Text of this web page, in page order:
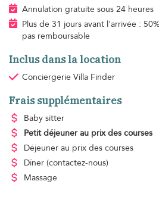
Annulation gratuite sous 24 heures
Plus de 31 jours avant l'arrivée :
pas remboursable
Inclus dans la location
Conciergerie Villa Finder
Frais supplémentaires
Baby sitter
Petit déjeuner au prix des courses
Déjeuner au prix des courses
Dîner (contactez-nous)
Massage